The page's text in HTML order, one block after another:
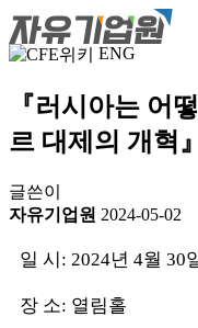
ENG
『러시아는 어
르 대제의 개혁
글쓴이
자유기업원 2024-05-02
일 시: 2024년 4월 30
장 소: 열림홀